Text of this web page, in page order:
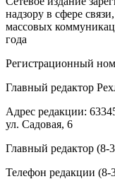
надзору в сфере
массовых
года
Регистрационный
Главный редактор
Адрес редакции:
ул. Садовая, 6
Главный редактор (8-
Телефон редакции (8-